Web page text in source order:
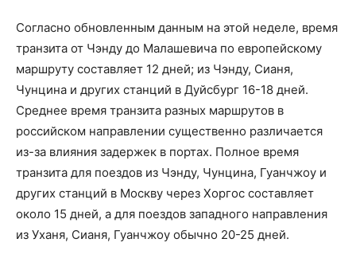
Согласно обновленным данным на этой неделе, время
транзита от Чэнду до Малашевича по европейскому
маршруту составляет 12 дней; из Чэнду, Сианя,
Чунцина и других станций в Дуйсбург 16-18 дней.
Среднее время транзита разных маршрутов в
российском направлении существенно различается
из-за влияния задержек в портах. Полное время
транзита для поездов из Чэнду, Чунцина, Гуанчжоу и
других станций в Москву через Хоргос составляет
около 15 дней, а для поездов западного направления
из Уханя, Сианя, Гуанчжоу обычно 20-25 дней.